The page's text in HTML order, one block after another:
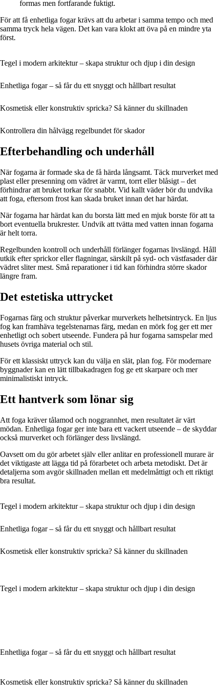
formas men fortfarande fuktigt.
För att få enhetliga fogar krävs att du arbetar i samma tempo och med
samma tryck hela vägen. Det kan vara klokt att öva på en mindre yta
först.
Tegel i modern arkitektur – skapa struktur och djup i din design
Enhetliga fogar – så får du ett snyggt och hållbart resultat
Kosmetisk eller konstruktiv spricka? Så känner du skillnaden
Kontrollera din hålvägg regelbundet för skador
Efterbehandling och underhåll
När fogarna är formade ska de få härda långsamt. Täck murverket med
plast eller presenning om vädret är varmt, torrt eller blåsigt – det
förhindrar att bruket torkar för snabbt. Vid kallt väder bör du undvika
att foga, eftersom frost kan skada bruket innan det har härdat.
När fogarna har härdat kan du borsta lätt med en mjuk borste för att ta
bort eventuella brukrester. Undvik att tvätta med vatten innan fogarna
är helt torra.
Regelbunden kontroll och underhåll förlänger fogarnas livslängd. Håll
utkik efter sprickor eller flagningar, särskilt på syd- och västfasader där
vädret sliter mest. Små reparationer i tid kan förhindra större skador
längre fram.
Det estetiska uttrycket
Fogarnas färg och struktur påverkar murverkets helhetsintryck. En ljus
fog kan framhäva tegelstenarnas färg, medan en mörk fog ger ett mer
enhetligt och sobert utseende. Fundera på hur fogarna samspelar med
husets övriga material och stil.
För ett klassiskt uttryck kan du välja en slät, plan fog. För modernare
byggnader kan en lätt tillbakadragen fog ge ett skarpare och mer
minimalistiskt intryck.
Ett hantverk som lönar sig
Att foga kräver tålamod och noggrannhet, men resultatet är värt
mödan. Enhetliga fogar ger inte bara ett vackert utseende – de skyddar
också murverket och förlänger dess livslängd.
Oavsett om du gör arbetet själv eller anlitar en professionell murare är
det viktigaste att lägga tid på förarbetet och arbeta metodiskt. Det är
detaljerna som avgör skillnaden mellan ett medelmåttigt och ett riktigt
bra resultat.
Tegel i modern arkitektur – skapa struktur och djup i din design
Enhetliga fogar – så får du ett snyggt och hållbart resultat
Kosmetisk eller konstruktiv spricka? Så känner du skillnaden
Tegel i modern arkitektur – skapa struktur och djup i din design
Enhetliga fogar – så får du ett snyggt och hållbart resultat
Kosmetisk eller konstruktiv spricka? Så känner du skillnaden